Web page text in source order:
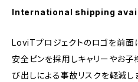
International shipping
LoviTプロジェクトのロゴを前面
安全ピンを採用しキャリーやお
び出しによる事故リスクを軽減し